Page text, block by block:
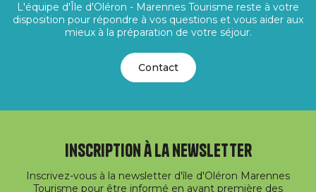
L'équipe d'Île d'Oléron - Marennes Tourisme reste à votre
disposition pour répondre à vos questions et vous aider aux
mieux à la préparation de votre séjour.
Contact
Inscription à la newsletter
Inscrivez-vous à la newsletter d'île d'Oléron Marennes
Tourisme pour être informé en avant première des